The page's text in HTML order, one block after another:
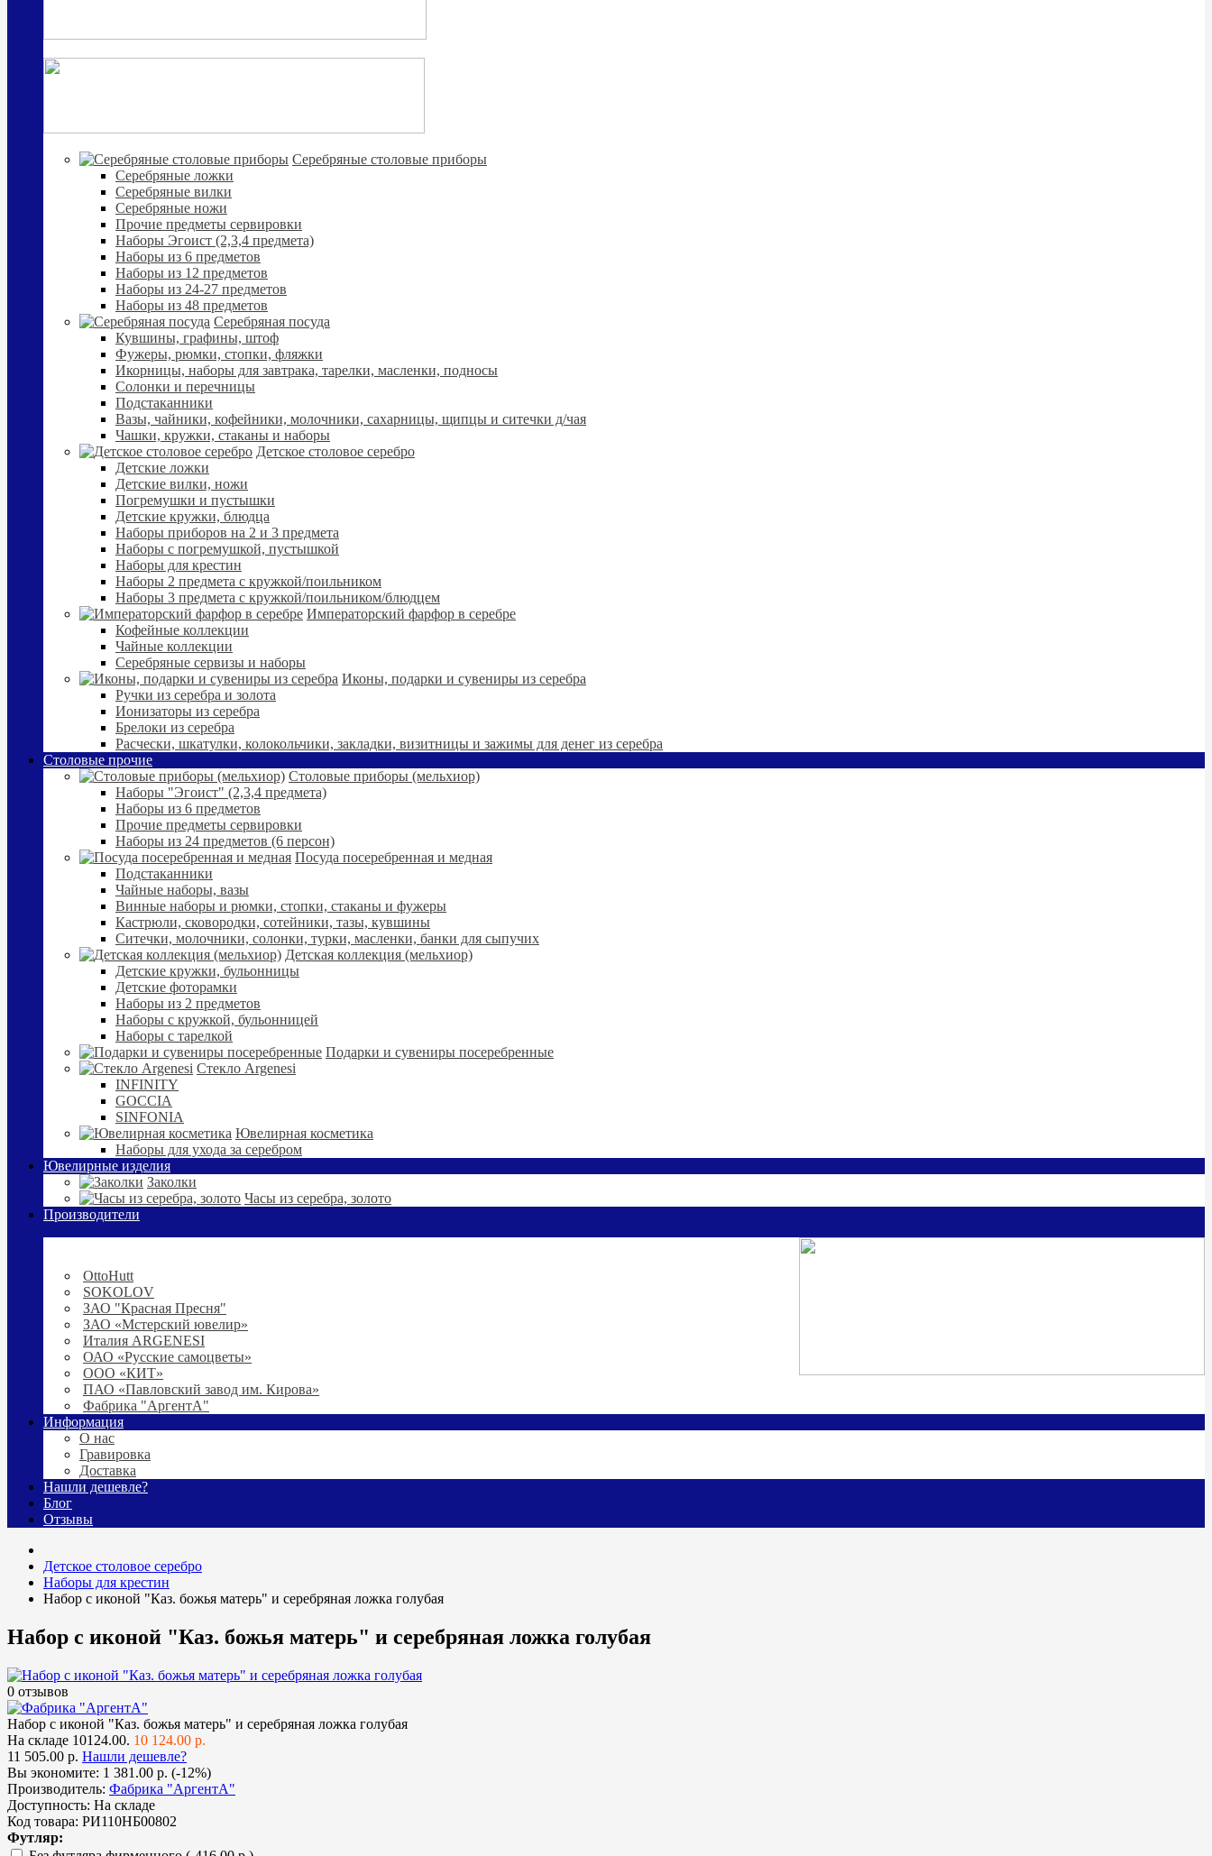
Cеребряные столовые приборы
Серебряные ложки
Серебряные вилки
Серебряные ножи
Прочие предметы сервировки
Наборы Эгоист (2,3,4 предмета)
Наборы из 6 предметов
Наборы из 12 предметов
Наборы из 24-27 предметов
Наборы из 48 предметов
Серебряная посуда
Кувшины, графины, штоф
Фужеры, рюмки, стопки, фляжки
Икорницы, наборы для завтрака, тарелки, масленки, подносы
Солонки и перечницы
Подстаканники
Вазы, чайники, кофейники, молочники, сахарницы, щипцы и ситечки д/чая
Чашки, кружки, стаканы и наборы
Детское столовое серебро
Детские ложки
Детские вилки, ножи
Погремушки и пустышки
Детские кружки, блюдца
Наборы приборов на 2 и 3 предмета
Наборы с погремушкой, пустышкой
Наборы для крестин
Наборы 2 предмета с кружкой/поильником
Наборы 3 предмета с кружкой/поильником/блюдцем
Императорский фарфор в серебре
Кофейные коллекции
Чайные коллекции
Серебряные сервизы и наборы
Иконы, подарки и сувениры из серебра
Ручки из серебра и золота
Ионизаторы из серебра
Брелоки из серебра
Расчески, шкатулки, колокольчики, закладки, визитницы и зажимы для денег из серебра
Столовые прочие
Столовые приборы (мельхиор)
Наборы "Эгоист" (2,3,4 предмета)
Наборы из 6 предметов
Прочие предметы сервировки
Наборы из 24 предметов (6 персон)
Посуда посеребренная и медная
Подстаканники
Чайные наборы, вазы
Винные наборы и рюмки, стопки, стаканы и фужеры
Кастрюли, сковородки, сотейники, тазы, кувшины
Ситечки, молочники, солонки, турки, масленки, банки для сыпучих
Детская коллекция (мельхиор)
Детские кружки, бульонницы
Детские фоторамки
Наборы из 2 предметов
Наборы с кружкой, бульонницей
Наборы с тарелкой
Подарки и сувениры посеребренные
Стекло Argenesi
INFINITY
GOCCIA
SINFONIA
Ювелирная косметика
Наборы для ухода за серебром
Ювелирные изделия
Заколки
Часы из серебра, золото
Производители
OttoHutt
SOKOLOV
ЗАО "Красная Пресня"
ЗАО «Мстерский ювелир»
Италия ARGENESI
ОАО «Русские самоцветы»
ООО «КИТ»
ПАО «Павловский завод им. Кирова»
Фабрика "АргентА"
Информация
О нас
Гравировка
Доставка
Нашли дешевле?
Блог
Отзывы
Детское столовое серебро
Наборы для крестин
Набор с иконой "Каз. божья матерь" и серебряная ложка голубая
Набор с иконой "Каз. божья матерь" и серебряная ложка голубая
0 отзывов
Набор с иконой "Каз. божья матерь" и серебряная ложка голубая
На складе 10124.00. 10 124.00 р.
11 505.00 р. Нашли дешевле?
Вы экономите: 1 381.00 р. (-12%)
Производитель: Фабрика "АргентА"
Доступность: На складе
Код товара: РИ110НБ00802
Футляр: